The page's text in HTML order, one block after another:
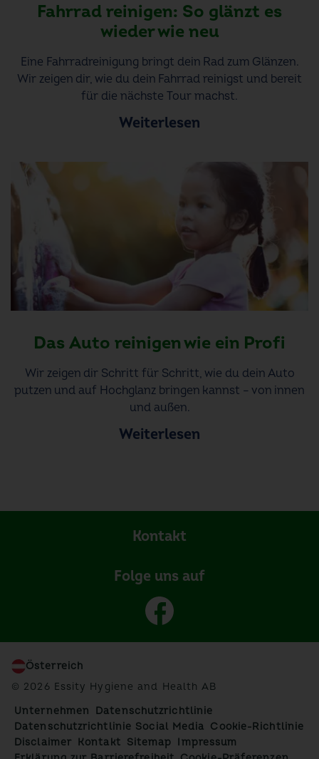
Fahrrad reinigen: So glänzt es
wieder wie neu
Eine Fahrradreinigung bringt dein Rad zum Glänzen.
Wir zeigen dir, wie du dein Fahrrad reinigst und bereit
für die nächste Tour machst.
Weiterlesen
Das Auto reinigen wie ein Profi
Wir zeigen dir Schritt für Schritt, wie du dein Auto
putzen und auf Hochglanz bringen kannst – von innen
und außen.
Weiterlesen
Kontakt
Folge uns auf
Österreich
© 2026 Essity Hygiene and Health AB
Unternehmen
Datenschutzrichtlinie
Datenschutzrichtlinie Social Media Cookie-Richtlinie
Disclaimer
Kontakt Sitemap
Impressum